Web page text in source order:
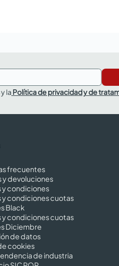
y la Política de privacidad y de
frecuentes
y devoluciones
y condiciones
y condiciones cuotas
Black
y condiciones cuotas
Diciembre
de datos
cookies
de industria